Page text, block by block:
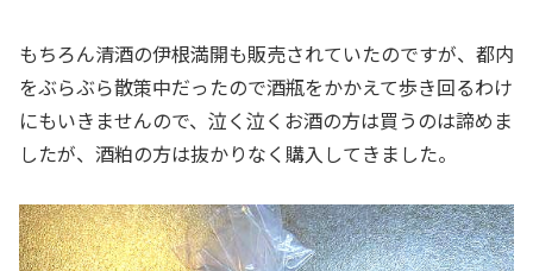
もちろん清酒の伊根満開も販売されていたのですが、都内
をぶらぶら散策中だったので酒瓶をかかえて歩き回るわけ
にもいきませんので、泣く泣くお酒の方は買うのは諦めま
したが、酒粕の方は抜かりなく購入してきました。